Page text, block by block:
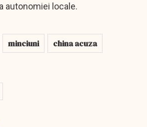
autonomiei locale.
minciuni
china acuza